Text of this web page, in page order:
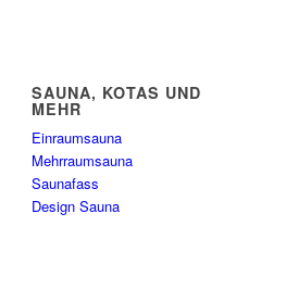
SAUNA, KOTAS UND
MEHR
Einraumsauna
Mehrraumsauna
Saunafass
Design Sauna